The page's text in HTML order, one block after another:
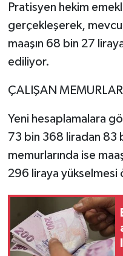
Pratisyen hekim
gerçekleşerek,
maaşın 68 bin 27
ediliyor.
ÇALIŞAN
Yeni hesaplamalara
73 bin 368 liradan 83
memurlarında ise
296 liraya yükselmesi